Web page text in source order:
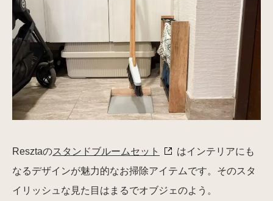
Resztaのスタンドブルームセット
はインテリアにも
なるデザインが魅力的なお掃除アイテムです。そのスタ
イリッシュな見た目はまるでオブジェのよう。